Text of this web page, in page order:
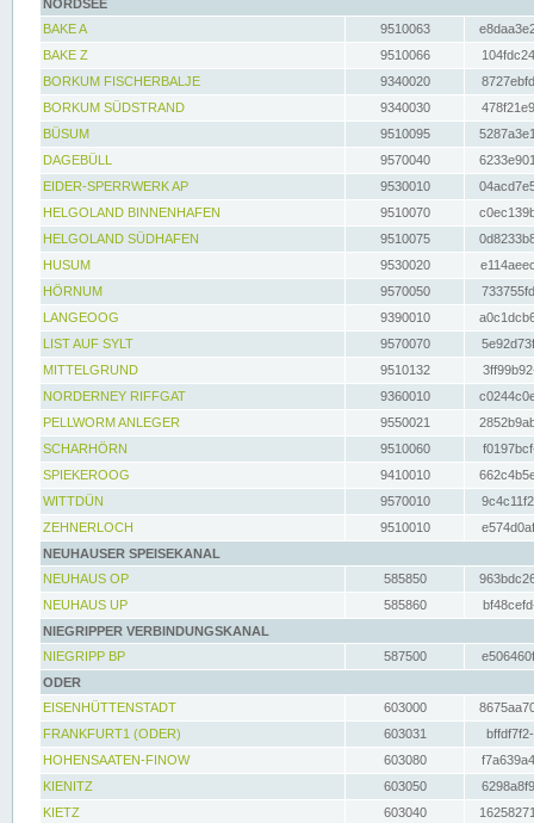
NORDSEE
BAKE A
9510063
BAKE Z
9510066
BORKUM FISCHERBALJE
9340020
BORKUM SÜDSTRAND
9340030
BÜSUM
9510095
DAGEBÜLL
9570040
EIDER-SPERRWERK AP
9530010
HELGOLAND BINNENHAFEN
9510070
HELGOLAND SÜDHAFEN
9510075
HUSUM
9530020
HÖRNUM
9570050
LANGEOOG
9390010
LIST AUF SYLT
9570070
MITTELGRUND
9510132
NORDERNEY RIFFGAT
9360010
PELLWORM ANLEGER
9550021
SCHARHÖRN
9510060
SPIEKEROOG
9410010
WITTDÜN
9570010
ZEHNERLOCH
9510010
NEUHAUSER SPEISEKANAL
NEUHAUS OP
585850
NEUHAUS UP
585860
NIEGRIPPER VERBINDUNGSKANAL
NIEGRIPP BP
587500
ODER
EISENHÜTTENSTADT
603000
FRANKFURT1 (ODER)
603031
HOHENSAATEN-FINOW
603080
KIENITZ
603050
KIETZ
603040